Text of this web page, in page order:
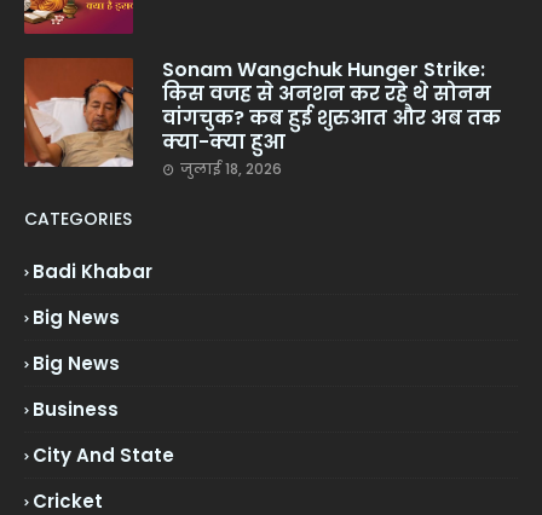
Sonam Wangchuk Hunger Strike:
किस वजह से अनशन कर रहे थे सोनम
वांगचुक? कब हुई शुरुआत और अब तक
क्या-क्या हुआ
जुलाई 18, 2026
CATEGORIES
Badi Khabar
Big News
Big News
Business
City And State
Cricket